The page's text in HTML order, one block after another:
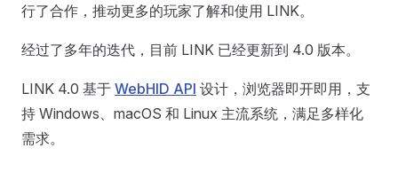
行了合作，推动更多的玩家了解和使用 LINK。
经过了多年的迭代，目前 LINK 已经更新到 4.0 版本。
LINK 4.0 基于 WebHID API 设计，浏览器即开即用，支
持 Windows、macOS 和 Linux 主流系统，满足多样化
需求。